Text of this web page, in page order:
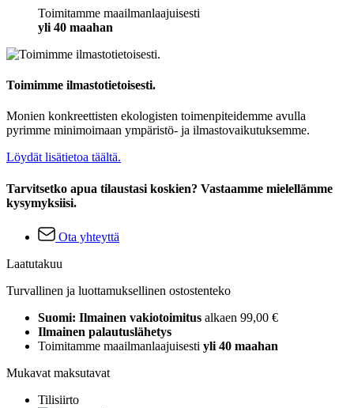
Toimitamme maailmanlaajuisesti
yli 40 maahan
Toimimme ilmastotietoisesti.
Monien konkreettisten ekologisten toimenpiteidemme avulla
pyrimme minimoimaan ympäristö- ja ilmastovaikutuksemme.
Löydät lisätietoa täältä.
Tarvitsetko apua tilaustasi koskien? Vastaamme mielellämme
kysymyksiisi.
Ota yhteyttä
Laatutakuu
Turvallinen ja luottamuksellinen ostostenteko
Suomi: Ilmainen vakiotoimitus alkaen 99,00 €
Ilmainen palautuslähetys
Toimitamme maailmanlaajuisesti yli 40 maahan
Mukavat maksutavat
Tilisiirto